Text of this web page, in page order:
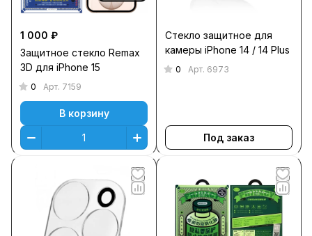
1 000 ₽
Защитное стекло Remax
3D для iPhone 15
0 Арт. 7159
В корзину
Стекло защитное для
камеры iPhone 14 / 14 Plus
0 Арт. 6973
Под заказ